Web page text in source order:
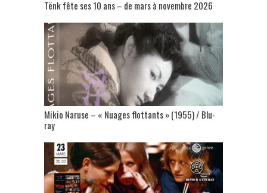
Tënk fête ses 10 ans – de mars à novembre 2026
Mikio Naruse – « Nuages flottants » (1955) / Blu-
ray